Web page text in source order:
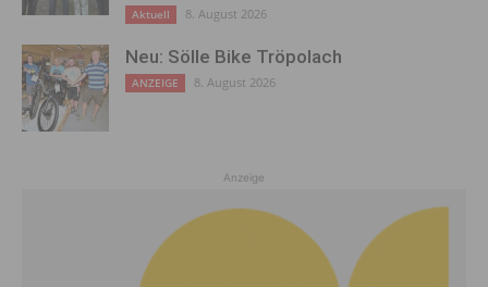
Aktuell 8. August 2026
Neu: Sölle Bike Tröpolach
ANZEIGE 8. August 2026
Anzeige